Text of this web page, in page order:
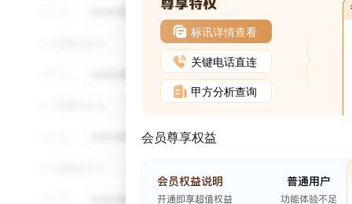
标讯详情查看
关键电话直连
甲方分析查询
会员尊享权益